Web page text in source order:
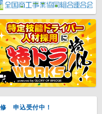
申込受付中！